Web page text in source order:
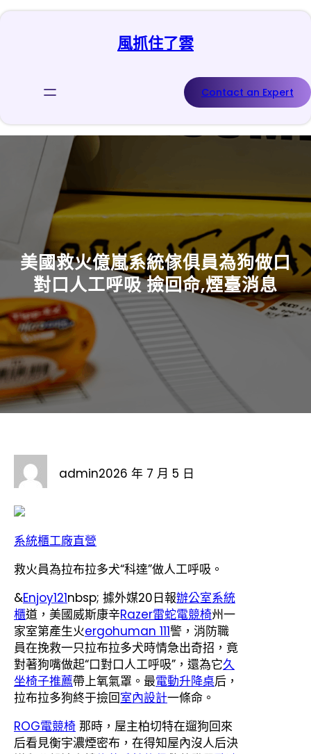
跳
風抓住了雲
Contact an Expert
美國救火億嵐系統傢俱員為狗做口
對口人工呼吸 撿回命,煙臺消息
admin2026 年 7 月 5 日
系統櫃工廠直營
救火員為拉布拉多犬“科達”做人工呼吸。
&Enjoy121nbsp; 據外媒20日報辦公室系統
櫃道，美國威斯康辛Razer雷蛇電競椅州一
家室第產生火ergohuman 111警，消防職
員在挽救一只拉布拉多犬時情急出奇招，竟
對著狗嘴做起“口對口人工呼吸”，還為它久
坐椅子推薦帶上氧氣罩。最電動升降桌后，
拉布拉多狗終于撿回室內設計一條命。
ROG電競椅 那時，屋主柏切特在遛狗回來
后看見衡宇濃煙密布，在得知屋內沒人后決